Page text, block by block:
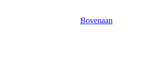
Bovenaan